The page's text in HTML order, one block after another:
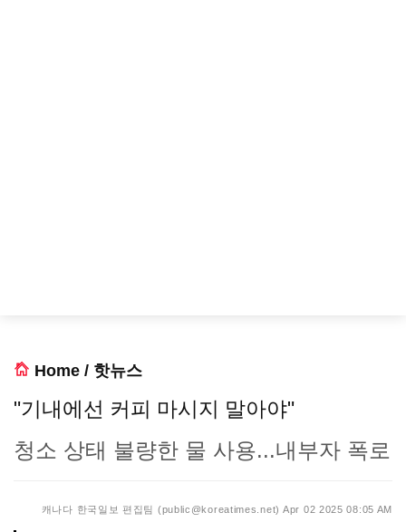
Home / 핫뉴스
"기내에선 커피 마시지 말아야"
청소 상태 불량한 물 사용...내부자 폭로
캐나다 한국일보 편집팀 (public@koreatimes.net) Apr 02 2025 08:05 AM